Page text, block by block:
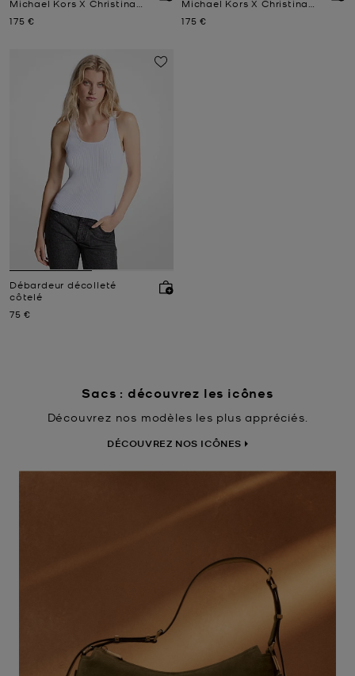
Michael Kors X Christina
Zimpel
Prix actuel
175 €
Michael Kors X Christina
Zimpel
Prix actuel
175 €
Débardeur décolleté
côtelé
Prix actuel
75 €
Sacs : découvrez les icônes
Découvrez nos modèles les plus appréciés.
DÉCOUVREZ NOS ICÔNES